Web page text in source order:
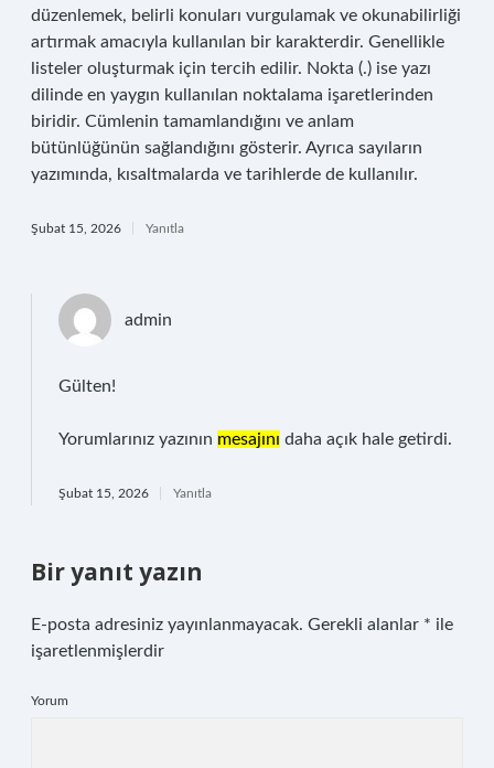
düzenlemek, belirli konuları vurgulamak ve okunabilirliği
artırmak amacıyla kullanılan bir karakterdir. Genellikle
listeler oluşturmak için tercih edilir. Nokta (.) ise yazı
dilinde en yaygın kullanılan noktalama işaretlerinden
biridir. Cümlenin tamamlandığını ve anlam
bütünlüğünün sağlandığını gösterir. Ayrıca sayıların
yazımında, kısaltmalarda ve tarihlerde de kullanılır.
Şubat 15, 2026 Yanıtla
admin
Gülten!
Yorumlarınız yazının mesajını daha açık hale getirdi.
Şubat 15, 2026 Yanıtla
Bir yanıt yazın
E-posta adresiniz yayınlanmayacak. Gerekli alanlar * ile
işaretlenmişlerdir
Yorum